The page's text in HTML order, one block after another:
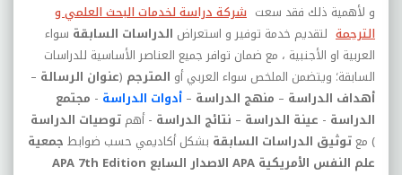
و لأهمية ذلك فقد سعت شركة دراسة لخدمات البحث العلمي و
الترجمة لتقديم خدمة توفير و استعراض الدراسات السابقة سواء
العربية او الأجنبية ، مع ضمان توافر جميع العناصر الأساسية للدراسات
السابقة؛ ويتضمن الملخص سواء العربي أو المترجم (عنوان الرسالة –
أهداف الدراسة – منهج الدراسة – أدوات الدراسة - مجتمع
الدراسة - عينة الدراسة – نتائج الدراسة - أهم توصيات الدراسة
) معتوثيق الدراسات السابقة بشكل أكاديمي حسب ضوابط جمعية
علم النفس الأمريكية APA الاصدار السابع APA 7th Edition